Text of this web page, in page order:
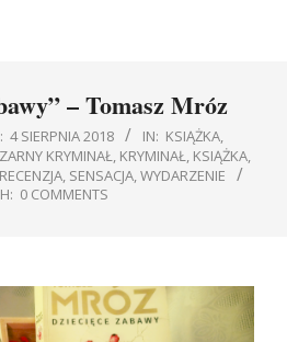
– Tomasz Mróz
4 SIERPNIA 2018 IN: KSIĄŻKA,
KRYMINAŁ, KRYMINAŁ, KSIĄŻKA,
RECENZJA, SENSACJA,WYDARZENIE
0 COMMENTS